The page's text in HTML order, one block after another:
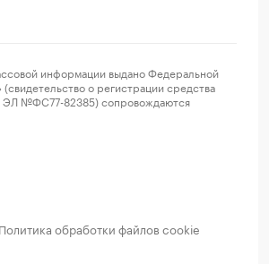
информации выдано Федеральной
о регистрации средства
ЭЛ №ФС77-82385) сопровождаются
Политика обработки файлов cookie